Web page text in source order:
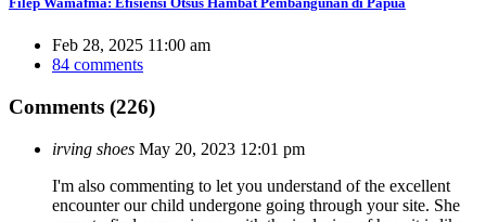
Feb 28, 2025 11:00 am
84 comments
Comments (226)
irving shoes May 20, 2023 12:01 pm
I'm also commenting to let you understand of the excellent
encounter our child undergone going through your site. She